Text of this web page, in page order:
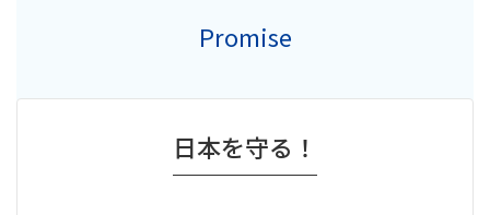
Promise
日本を守る！